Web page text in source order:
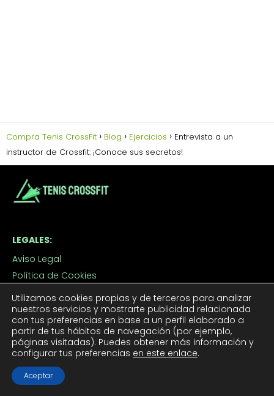
Compra Tenis CrossFit Blog Ejercicios
Entrevista a un
instructor de Crossfit: ¡Conoce sus secretos!
LEGALES:
Aviso Legal
Política de Cookies
Política de Privacidad
Contacto
TUS TENIS CROSSFIT:
Tenis CrossFit Hombre
Tenis CrossFit Mujer
Utilizamos cookies propias y de terceros para analizar
nuestros servicios y mostrarte publicidad relacionada
con tus preferencias en base a un perfil elaborado a
partir de tus hábitos de navegación (por ejemplo,
páginas visitadas). Puedes obtener más información y
configurar tus preferencias en este enlace.
Aceptar